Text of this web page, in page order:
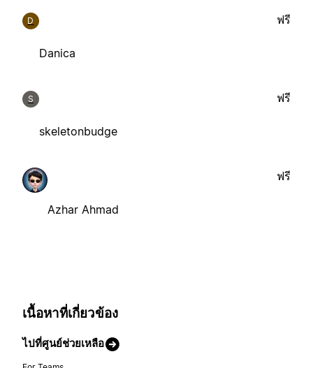
D
Danica
ฟรี
S
skeletonbudge
ฟรี
Azhar Ahmad
ฟรี
เนื้อหาที่เกี่ยวข้อง
ไปที่ศูนย์ช่วยเหลือ